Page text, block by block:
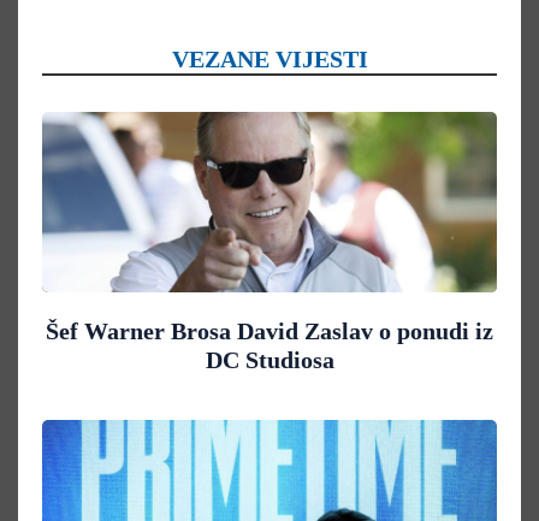
VEZANE VIJESTI
Šef Warner Brosa David Zaslav o ponudi iz
DC Studiosa